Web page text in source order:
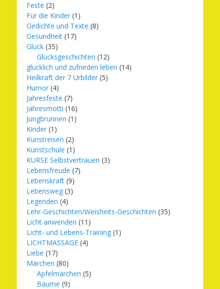
Feste (2)
Für die Kinder (1)
Gedichte und Texte (8)
Gesundheit (17)
Glück (35)
Glücksgeschichten (12)
glücklich und zufrieden leben (14)
Heilkraft der 7 Urbilder (5)
Humor (4)
Jahresfeste (7)
Jahresmotti (16)
Jungbrunnen (1)
Kinder (1)
Kunstreisen (2)
Kunstschule (1)
KURSE Selbstvertrauen (3)
Lebensfreude (7)
Lebenskraft (9)
Lebensweg (3)
Legenden (4)
Lehr-Geschichten/Weisheits-Geschichten (35)
Licht anwenden (11)
Licht- und Lebens-Training (1)
LICHTMASSAGE (4)
Liebe (17)
Märchen (80)
Apfelmärchen (5)
Bäume (9)